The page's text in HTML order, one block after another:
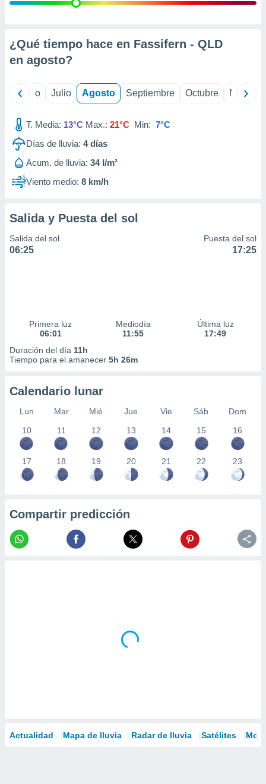
e
mediante
de
1199
¿Qué tiempo hace en Fassifern - QLD
en agosto?
Junio Julio Agosto Septiembre Octubre
T. Media: 13°C Max.: 21°C Min: 7°C
Días de lluvia: 4días
Acum. de lluvia: 34 l/m²
Viento medio: 8 km/h
Salida y Puesta del sol
Salida del sol
06:25
Puesta del sol
17:25
Primera luz
06:01
Mediodía
11:55
Última luz
17:49
Duración del día 11h
Tiempo para el amanecer 5h 26m
Calendario lunar
Lun Mar Mié Jue Vie Sáb
Dom
10
11 12 13 14 15 16
17 18 19 20 21 22 23
Compartir predicción
Actualidad Mapa de lluvia Radar de lluvia Satélites